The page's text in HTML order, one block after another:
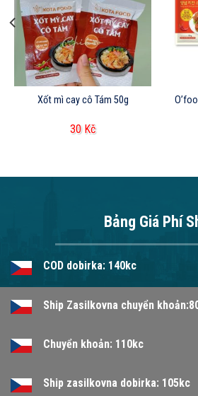
Xốt mì cay cô Tám 50g
30 Kč
Bảng Giá Phí
COD dobirka: 140kc
Ship Zasilkovna chuyển
Chuyển khoản: 110kc
Ship zasilkovna dobirka: 105kc